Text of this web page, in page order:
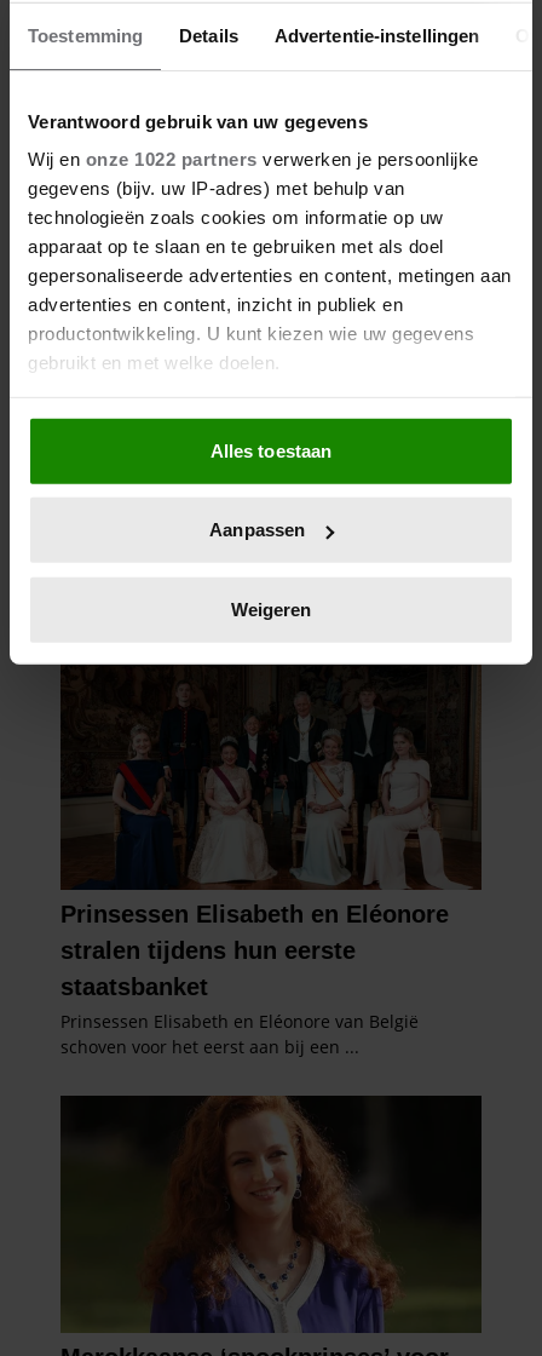
Toestemming Details Advertentie-instellingen
Verantwoord gebruik van uw gegevens
Wij en onze 1022 partners verwerken je persoonlijke
gegevens (bijv. uw IP-adres) met behulp van
technologieën zoals cookies om informatie op uw
apparaat op te slaan en te gebruiken met als doel
gepersonaliseerde advertenties en content, metingen aan
advertenties en content, inzicht in publiek en
productontwikkeling. U kunt kiezen wie uw gegevens
gebruikt en met welke doelen.
Als u het toestaat, willen we ook graag:
Informatie verzamelen over uw geografische
locatie, die tot een paar meter nauwkeurig kan zijn
scannen op specifieke eigenschappen (fingerprinting)
verwerkt en stel uw voorkeuren in het
intrekken in de Cookieverklaring.
We gebruiken cookies om content en advertenties te
personaliseren, om functies voor social media te bieden
en om ons websiteverkeer te analyseren. Ook delen we
informatie over uw gebruik van onze site met onze
partners voor social media, adverteren en analyse. Deze
partners kunnen deze gegevens combineren met andere
informatie die u aan ze heeft verstrekt of die ze hebben
verzameld op basis van uw gebruik van hun services. U
gaat akkoord met onze cookies als u onze website blijft
gebruiken.
Alles toestaan
Aanpassen
Weigeren